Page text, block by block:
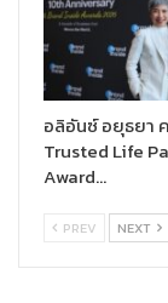
ตั้งใจทำงานกันอย่
บริหารคนปัจจุบัน
ชีวิต ที่ทุ่มเททำงา
ท่านที่ได้ให้ความไ
พร้อมที่จะนำพาอง
House และเน้นกา
(Sustainable
อลิอันซ์ อยุธยา
Trusted Life
Award…
PREV NEXT